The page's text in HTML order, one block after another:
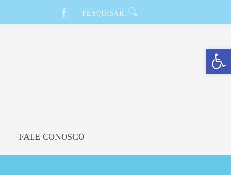
Barra de Ferramentas Aberta
FALE CONOSCO